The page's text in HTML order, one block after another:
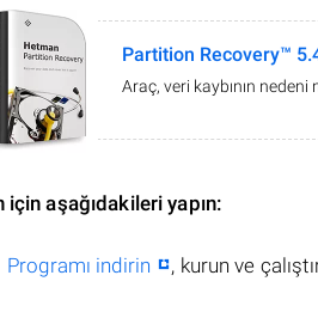
Partition Recovery™
Araç, veri kaybının
için aşağıdakileri yapın:
Programı indirin , kurun ve